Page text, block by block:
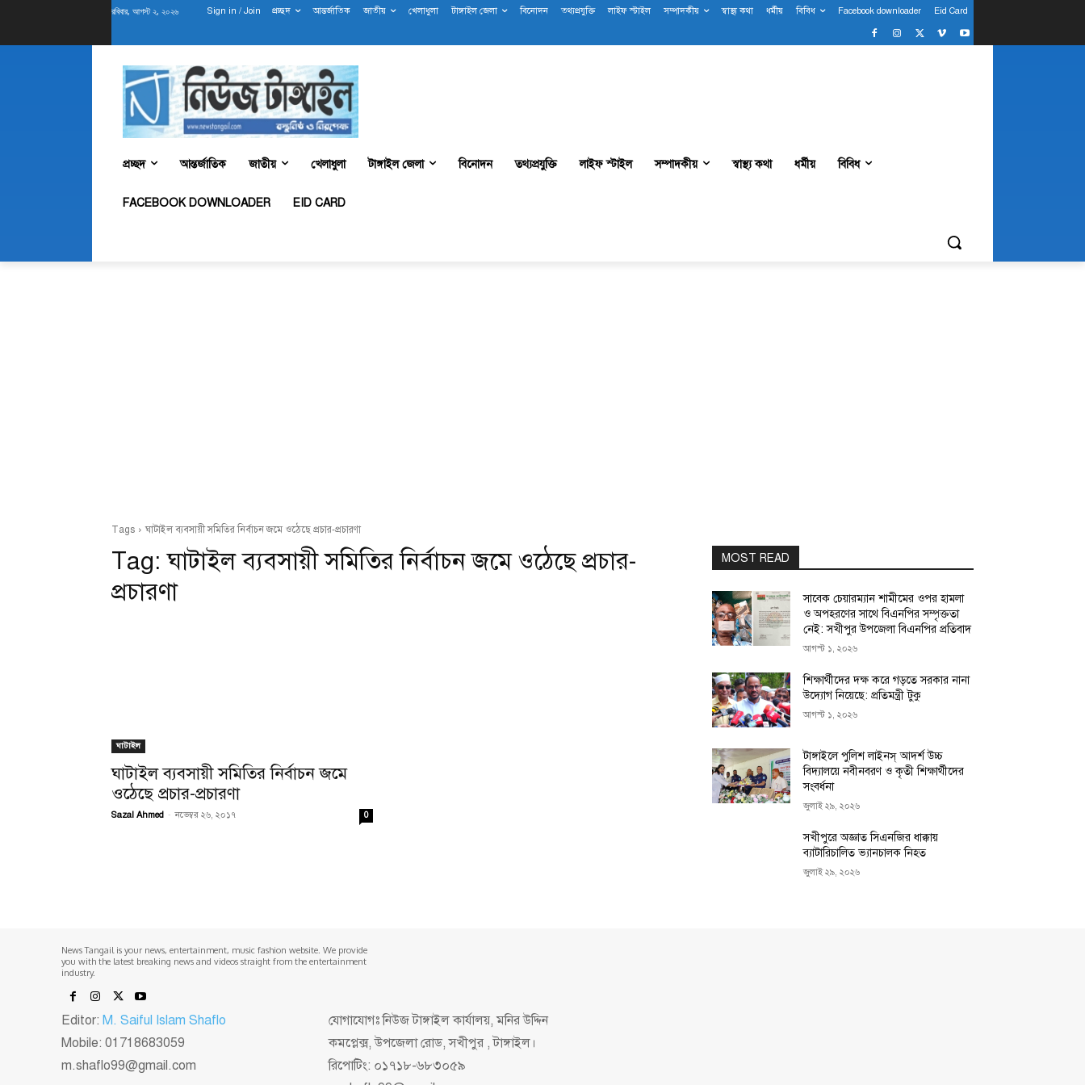
রবিবার, আগস্ট ২, ২০২৬ Sign in / Join প্রচ্ছদ আন্তর্জাতিক জাতীয় খেলাধুলা টাঙ্গাইল জেলা বিনোদন তথ্যপ্রযুক্তি লাইফ স্টাইল সম্পাদকীয় স্বাস্থ্য কথা ধর্মীয় বিবিধ Facebook downloader Eid Card
প্রচ্ছদ আন্তর্জাতিক জাতীয় খেলাধুলা টাঙ্গাইল জেলা বিনোদন তথ্যপ্রযুক্তি লাইফ স্টাইল সম্পাদকীয় স্বাস্থ্য কথা ধর্মীয় বিবিধ
FACEBOOK DOWNLOADER EID CARD
Tags ঘাটাইল ব্যবসায়ী সমিতির নির্বাচন জমে ওঠেছে প্রচার-প্রচারণা
Tag:ঘাটাইল ব্যবসায়ী সমিতির নির্বাচন জমে ওঠেছে প্রচার-
প্রচারণা
ঘাটাইল
ঘাটাইল ব্যবসায়ী সমিতির নির্বাচন জমে
ওঠেছে প্রচার-প্রচারণা
Sazal Ahmed - নভেম্বর ২৬, ২০১৭ 0
MOST READ
সাবেক চেয়ারম্যান শামীমের ওপর হামলা
ও অপহরণের সাথে বিএনপির সম্পৃক্ততা
নেই: সখীপুর উপজেলা বিএনপির প্রতিবাদ
আগস্ট ১, ২০২৬
শিক্ষার্থীদের দক্ষ করে গড়তে সরকার নানা
উদ্যোগ নিয়েছে: প্রতিমন্ত্রী টুকু
আগস্ট ১, ২০২৬
টাঙ্গাইলে পুলিশ লাইনস্ আদর্শ উচ্চ
বিদ্যালয়ে নবীনবরণ ও কৃতী শিক্ষার্থীদের
সংবর্ধনা
জুলাই ২৯, ২০২৬
সখীপুরে অজ্ঞাত সিএনজির ধাক্কায়
ব্যাটারিচালিত ভ্যানচালক নিহত
জুলাই ২৯, ২০২৬
News Tangail is your news, entertainment, music fashion website. We provide
you with the latest breaking news and videos straight from the entertainment
industry.
Editor: M. Saiful Islam Shaflo
Mobile: 01718683059
m.shaflo99@gmail.com
যোগাযোগঃ নিউজ টাঙ্গাইল কার্যালয়, মনির উদ্দিন
কমপ্লেক্স, উপজেলা রোড, সখীপুর , টাঙ্গাইল।
রিপোটিং: ০১৭১৮-৬৮৩০৫৯